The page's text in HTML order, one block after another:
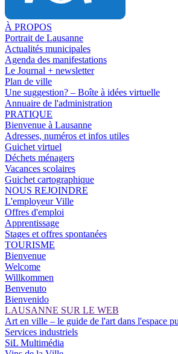
À PROPOS
Portrait de Lausanne
Actualités municipales
Agenda des manifestations
Le Journal + newsletter
Plan de ville
Une suggestion? – Boîte à idées virtuelle
Annuaire de l'administration
PRATIQUE
Bienvenue à Lausanne
Adresses, numéros et infos utiles
Guichet virtuel
Déchets ménagers
Vacances scolaires
Guichet cartographique
NOUS REJOINDRE
L'employeur Ville
Offres d'emploi
Apprentissage
Stages et offres spontanées
TOURISME
Bienvenue
Welcome
Willkommen
Benvenuto
Bienvenido
LAUSANNE SUR LE WEB
Art en ville – le guide de l'art dans l'espace
Services industriels
SiL Multimédia